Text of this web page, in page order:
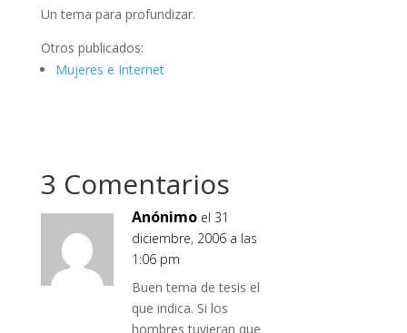
Un tema para profundizar.
Otros publicados:
Mujeres e Internet
3 Comentarios
Anónimo el 31
diciembre, 2006 a las
1:06 pm
Buen tema de tesis el
que indica. Si los
hombres tuvieran que